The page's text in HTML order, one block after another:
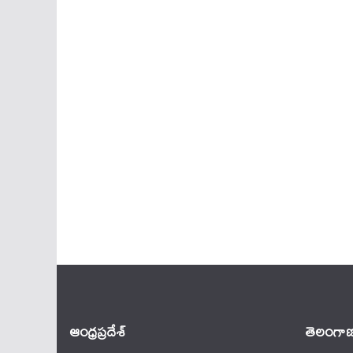
ఆంధ్ర‌ప్ర‌దేశ్